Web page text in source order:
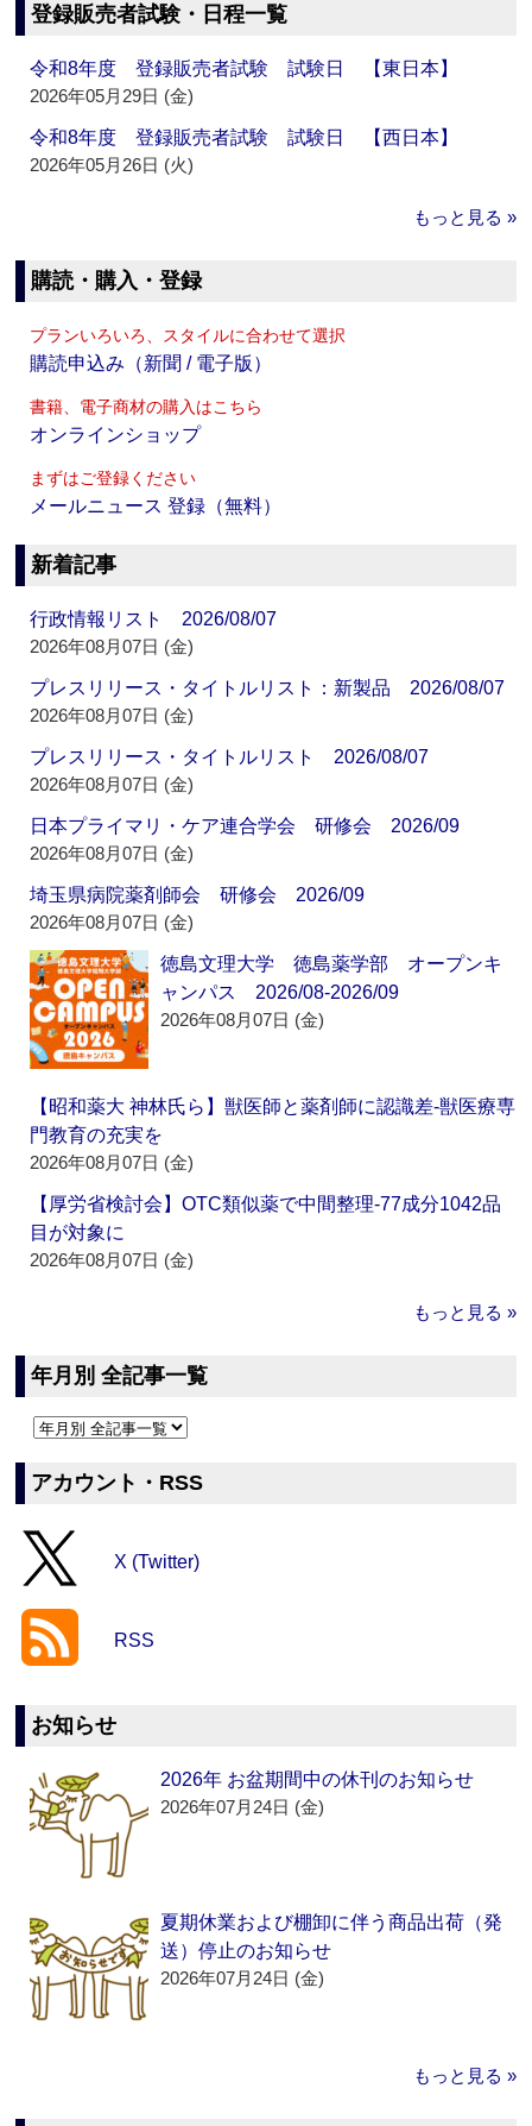
登録販売者試験・日程一覧
令和8年度 登録販売者試験 試験日 【東日本】
2026年05月29日 (金)
令和8年度 登録販売者試験 試験日 【西日本】
2026年05月26日 (火)
もっと見る »
購読・購入・登録
プランいろいろ、スタイルに合わせて選択
購読申込み（新聞 / 電子版）
書籍、電子商材の購入はこちら
オンラインショップ
まずはご登録ください
メールニュース 登録（無料）
新着記事
行政情報リスト 2026/08/07
2026年08月07日 (金)
プレスリリース・タイトルリスト：新製品 2026/08/07
2026年08月07日 (金)
プレスリリース・タイトルリスト 2026/08/07
2026年08月07日 (金)
日本プライマリ・ケア連合学会 研修会 2026/09
2026年08月07日 (金)
埼玉県病院薬剤師会 研修会 2026/09
2026年08月07日 (金)
徳島文理大学 徳島薬学部 オープンキ
ャンパス 2026/08-2026/09
2026年08月07日 (金)
【昭和薬大 神林氏ら】獣医師と薬剤師に認識差‐獣医療専
門教育の充実を
2026年08月07日 (金)
【厚労省検討会】OTC類似薬で中間整理‐77成分1042品
目が対象に
2026年08月07日 (金)
もっと見る »
年月別 全記事一覧
アカウント・RSS
X (Twitter)
RSS
お知らせ
2026年 お盆期間中の休刊のお知らせ
2026年07月24日 (金)
夏期休業および棚卸に伴う商品出荷（発
送）停止のお知らせ
2026年07月24日 (金)
もっと見る »